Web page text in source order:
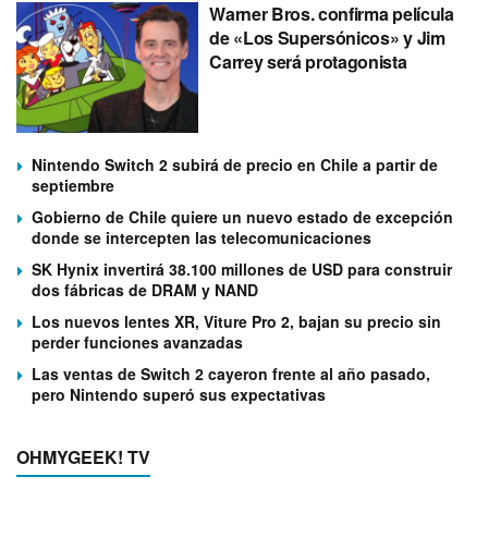
Warner Bros. confirma película
de «Los Supersónicos» y Jim
Carrey será protagonista
Nintendo Switch 2 subirá de precio en Chile a partir de
septiembre
Gobierno de Chile quiere un nuevo estado de excepción
donde se intercepten las telecomunicaciones
SK Hynix invertirá 38.100 millones de USD para construir
dos fábricas de DRAM y NAND
Los nuevos lentes XR, Viture Pro 2, bajan su precio sin
perder funciones avanzadas
Las ventas de Switch 2 cayeron frente al año pasado,
pero Nintendo superó sus expectativas
OHMYGEEK! TV